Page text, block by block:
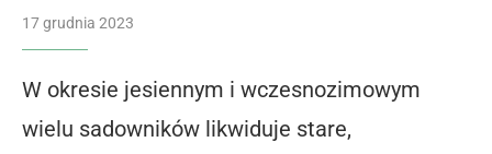
17 grudnia 2023
W okresie jesiennym i wczesnozimowym
wielu sadowników likwiduje stare,